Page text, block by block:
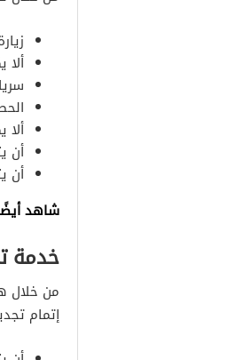
أن
أن
شاهد
خدمة
من خلال
إتمام